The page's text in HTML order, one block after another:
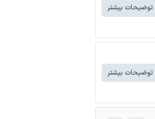
توضیحات بیشتر
توضیحات بیشتر